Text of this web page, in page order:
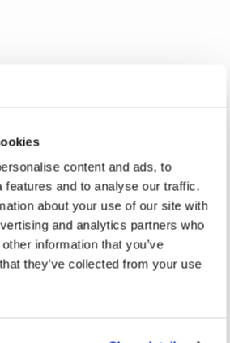
content and ads, to
features and to analyse our traffic.
about your use of our site with
and analytics partners who
information that you’ve
they’ve collected from your use
DEN WARENKORB